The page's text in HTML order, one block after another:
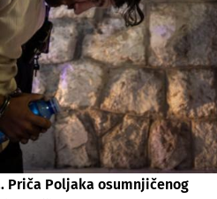
Priča Poljaka osumnjičenog